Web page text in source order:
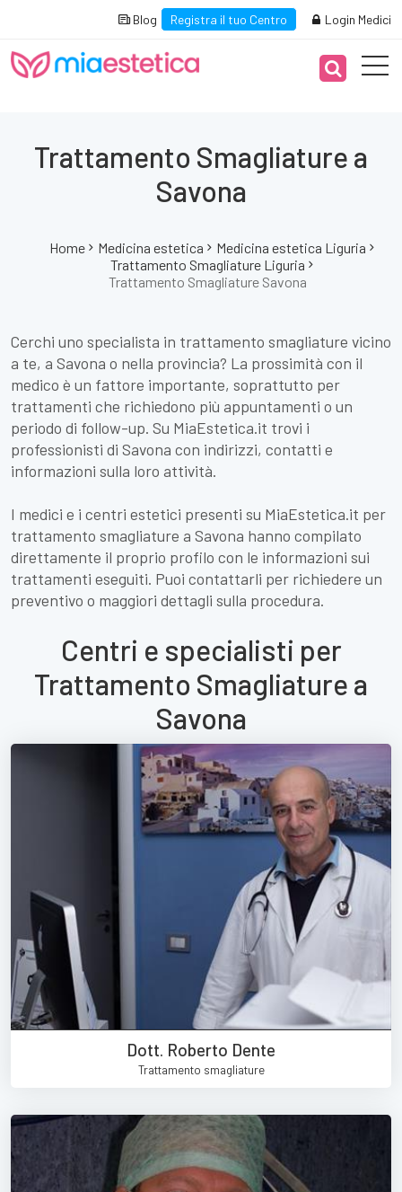
Blog Registra il tuo Centro Login Medici
Trattamento Smagliature a
Savona
Home Medicina estetica
Medicina estetica Liguria
Trattamento Smagliature Liguria
Trattamento Smagliature Savona
Cerchi uno specialista in trattamento smagliature vicino
a te, a Savona o nella provincia? La prossimità con il
medico è un fattore importante, soprattutto per
trattamenti che richiedono più appuntamenti o un
periodo di follow-up. Su MiaEstetica.it trovi i
professionisti di Savona con indirizzi, contatti e
informazioni sulla loro attività.
I medici e i centri estetici presenti su MiaEstetica.it per
trattamento smagliature a Savona hanno compilato
direttamente il proprio profilo con le informazioni sui
trattamenti eseguiti. Puoi contattarli per richiedere un
preventivo o maggiori dettagli sulla procedura.
Centri e specialisti per
Trattamento Smagliature a
Savona
Dott. Roberto Dente
Trattamento smagliature